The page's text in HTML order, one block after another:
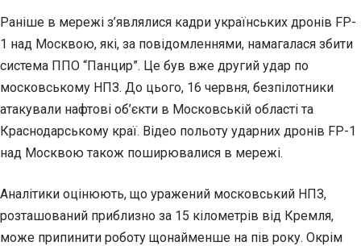
Раніше в мережі з’являлися кадри українських дронів FP-
1 над Москвою, які, за повідомленнями, намагалася збити
система ППО “Панцир”. Це був вже другий удар по
московському НПЗ. До цього, 16 червня, безпілотники
атакували нафтові об’єкти в Московській області та
Краснодарському краї. Відео польоту ударних дронів FP-1
над Москвою також поширювалися в мережі.
Аналітики оцінюють, що уражений московський НПЗ,
розташований приблизно за 15 кілометрів від Кремля,
може припинити роботу щонайменше на пів року. Окрім